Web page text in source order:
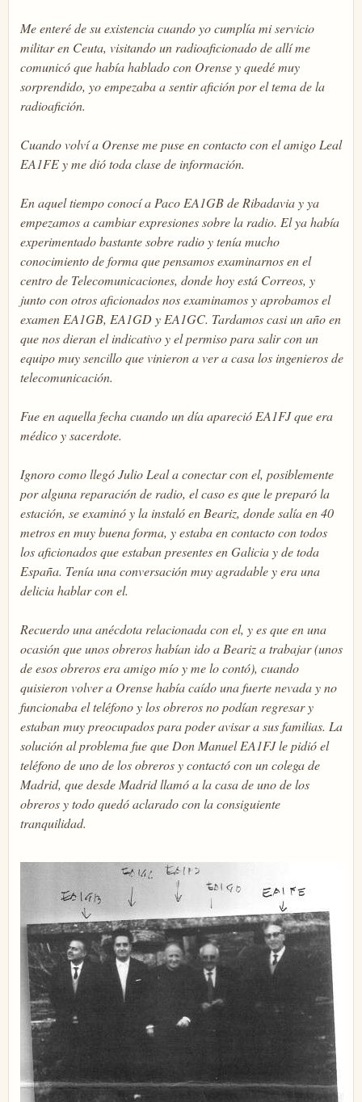
Me enteré de su existencia cuando yo cumplía mi servicio
militar en Ceuta, visitando un radioaficionado de allí me
comunicó que había hablado con Orense y quedé muy
sorprendido, yo empezaba a sentir afición por el tema de la
radioafición.
Cuando volví a Orense me puse en contacto con el amigo Leal
EA1FE y me dió toda clase de información.
En aquel tiempo conocí a Paco EA1GB de Ribadavia y ya
empezamos a cambiar expresiones sobre la radio. El ya había
experimentado bastante sobre radio y tenía mucho
conocimiento de forma que pensamos examinarnos en el
centro de Telecomunicaciones, donde hoy está Correos, y
junto con otros aficionados nos examinamos y aprobamos el
examen EA1GB, EA1GD y EA1GC. Tardamos casi un año en
que nos dieran el indicativo y el permiso para salir con un
equipo muy sencillo que vinieron a ver a casa los ingenieros de
telecomunicación.
Fue en aquella fecha cuando un día apareció EA1FJ que era
médico y sacerdote.
Ignoro como llegó Julio Leal a conectar con el, posiblemente
por alguna reparación de radio, el caso es que le preparó la
estación, se examinó y la instaló en Beariz, donde salía en 40
metros en muy buena forma, y estaba en contacto con todos
los aficionados que estaban presentes en Galicia y de toda
España. Tenía una conversación muy agradable y era una
delicia hablar con el.
Recuerdo una anécdota relacionada con el, y es que en una
ocasión que unos obreros habían ido a Beariz a trabajar (unos
de esos obreros era amigo mío y me lo contó), cuando
quisieron volver a Orense había caído una fuerte nevada y no
funcionaba el teléfono y los obreros no podían regresar y
estaban muy preocupados para poder avisar a sus familias. La
solución al problema fue que Don Manuel EA1FJ le pidió el
teléfono de uno de los obreros y contactó con un colega de
Madrid, que desde Madrid llamó a la casa de uno de los
obreros y todo quedó aclarado con la consiguiente
tranquilidad.